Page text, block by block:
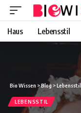
Haus Lebensstil
Bio Wissen >Blog >Lebensstil
LEBENSSTIL